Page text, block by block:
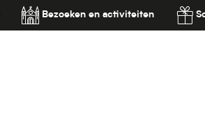
Bezoeken en activiteiten